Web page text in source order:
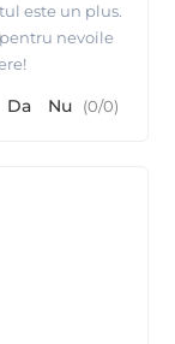
este un plus.
nevoile
Da Nu (0/0)